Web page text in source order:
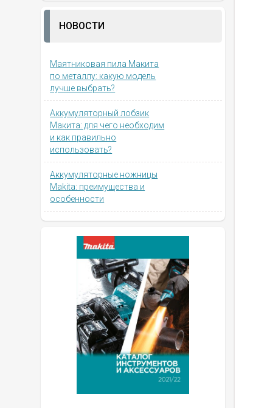
НОВОСТИ
Маятниковая пила Макита
по металлу: какую модель
лучше выбрать?
Аккумуляторный лобзик
Макита: для чего необходим
и как правильно
использовать?
Аккумуляторные ножницы
Makita: преимущества и
особенности